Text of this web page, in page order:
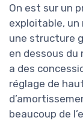
On est sur un
exploitable,
une structure
en dessous du
a des
réglage de
beaucoup de